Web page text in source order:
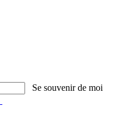
Se souvenir de moi